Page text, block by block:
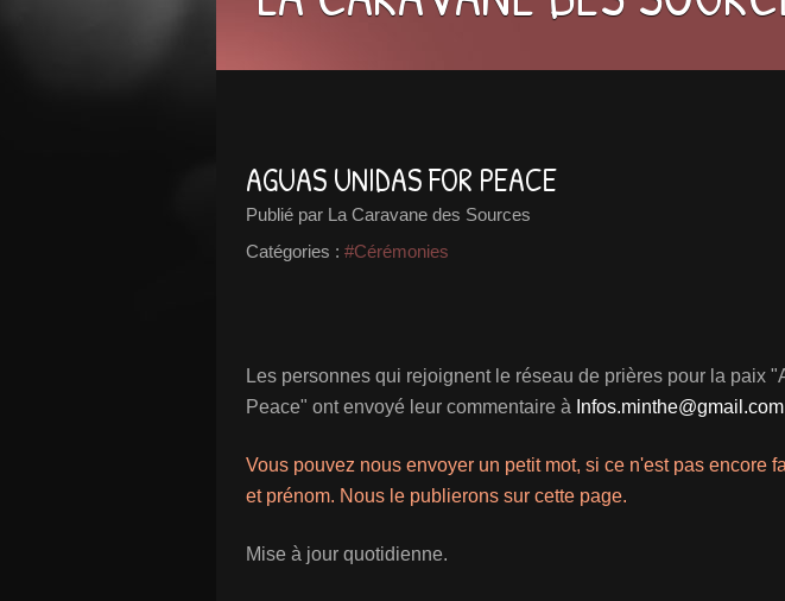
AGUAS UNIDAS FOR PEACE
Publié par La Caravane des Sources
Catégories : #Cérémonies
Les personnes qui rejoignent le réseau de prières pour la paix
Peace" ont envoyé leur commentaire à Infos.minthe@gmail.com
Vous pouvez nous envoyer un petit mot, si ce n'est pas encore
et prénom. Nous le publierons sur cette page.
Mise à jour quotidienne.